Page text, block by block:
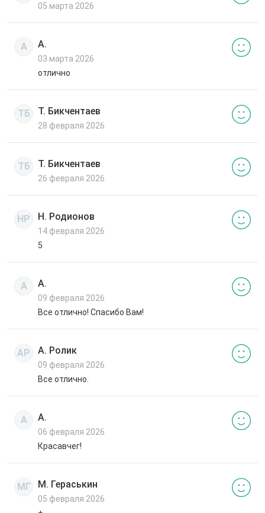
05 марта 2026
А А.
03 марта 2026
отлично
ТБ Т. Бикчентаев
28 февраля 2026
ТБ Т. Бикчентаев
26 февраля 2026
НР Н. Родионов
14 февраля 2026
5
А А.
09 февраля 2026
Все отлично! Спасибо Вам!
АР А. Ролик
09 февраля 2026
Все отлично.
А А.
06 февраля 2026
Красавчег!
МГ М. Гераськин
05 февраля 2026